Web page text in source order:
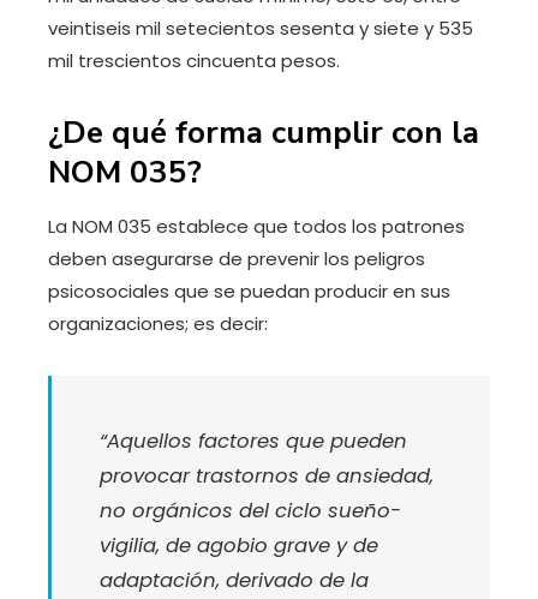
veintiseis mil setecientos sesenta y siete y 535
mil trescientos cincuenta pesos.
¿De qué forma cumplir con la
NOM 035?
La NOM 035 establece que todos los patrones
deben asegurarse de prevenir los peligros
psicosociales que se puedan producir en sus
organizaciones; es decir:
“Aquellos factores que pueden
provocar trastornos de ansiedad,
no orgánicos del ciclo sueño-
vigilia, de agobio grave y de
adaptación, derivado de la